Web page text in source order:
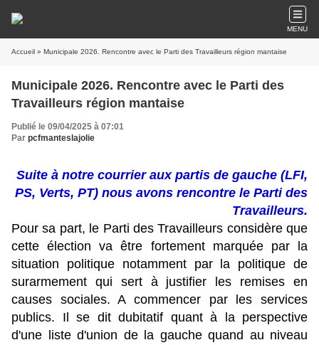
MENU
Accueil » Municipale 2026. Rencontre avec le Parti des Travailleurs région mantaise
Municipale 2026. Rencontre avec le Parti des
Travailleurs région mantaise
Publié le 09/04/2025 à 07:01
Par pcfmanteslajolie
Suite à notre courrier aux partis de gauche (LFI,
PS, Verts, PT) nous avons rencontre le Parti des
Travailleurs.
Pour sa part, le Parti des Travailleurs considère que
cette élection va être fortement marquée par la
situation politique notamment par la politique de
surarmement qui sert à justifier les remises en
causes sociales. A commencer par les services
publics. Il se dit dubitatif quant à la perspective
d'une liste d'union de la gauche quand au niveau